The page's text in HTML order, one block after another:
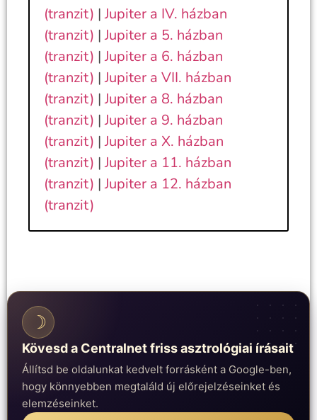
(tranzit) |Jupiter a IV. házban
(tranzit) |Jupiter a 5. házban
(tranzit) |Jupiter a 6. házban
(tranzit) |Jupiter a VII. házban
(tranzit) |Jupiter a 8. házban
(tranzit) |Jupiter a 9. házban
(tranzit) |Jupiter a X. házban
(tranzit) |Jupiter a 11. házban
(tranzit) |Jupiter a 12. házban
(tranzit)
☽
Kövesd a Centralnet friss asztrológiai írásait
Állítsd be oldalunkat kedvelt forrásként a Google-ben,
hogy könnyebben megtaláld új előrejelzéseinket és
elemzéseinket.